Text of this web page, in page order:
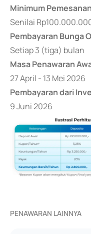
Minimum
Senilai
Pembayaran Bunga
Setiap 3 (tiga) bulan
Masa Penawaran
27 April - 13 Mei 2026
Pembayaran dari
9 Juni 2026
PENAWARAN LAINNYA